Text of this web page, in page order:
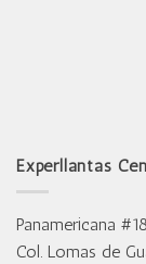
Experllantas
Panamericana
Col. Lomas de